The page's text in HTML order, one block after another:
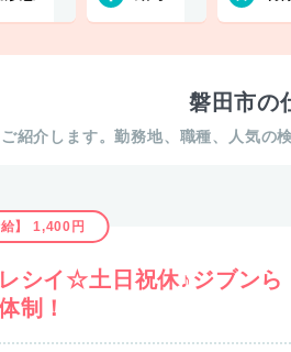
磐田市の
紹介します。勤務地、職種、人気の
給】 1,400円
シイ☆土日祝休♪ジブンら
制！